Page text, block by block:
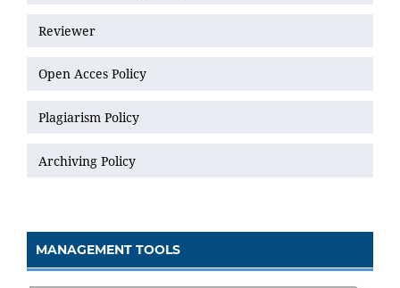
Reviewer
Open Acces Policy
Plagiarism Policy
Archiving Policy
MANAGEMENT TOOLS